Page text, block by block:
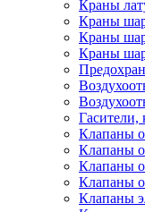
Краны
Краны
Краны
Краны
Гасители,
Клапаны
Клапаны
Клапаны
Клапаны
Клапаны